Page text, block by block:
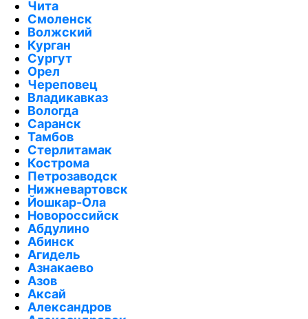
Чита
Смоленск
Волжский
Курган
Сургут
Орел
Череповец
Владикавказ
Вологда
Саранск
Тамбов
Стерлитамак
Кострома
Петрозаводск
Нижневартовск
Йошкар-Ола
Новороссийск
Абдулино
Абинск
Агидель
Азнакаево
Азов
Аксай
Александров